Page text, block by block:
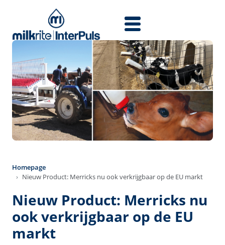
Homepage
Nieuw Product: Merricks nu ook verkrijgbaar op de EU markt
Nieuw Product: Merricks nu
ook verkrijgbaar op de EU
markt